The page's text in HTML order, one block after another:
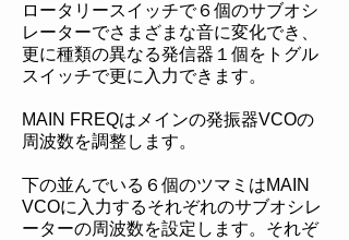
ロータリースイッチで６個のサブオシ
レーターでさまざまな音に変化でき、
更に種類の異なる発信器１個をトグル
スイッチで更に入力できます。
MAIN FREQはメインの発振器VCOの
周波数を調整します。
下の並んでいる６個のツマミはMAIN
VCOに入力するそれぞれのサブオシレ
ーターの周波数を設定します。それぞ